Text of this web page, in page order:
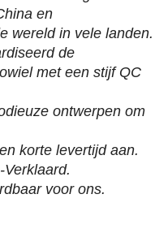
en
wereld in vele landen.
de
met een stijf QC
ontwerpen om
korte levertijd aan.
voor ons.